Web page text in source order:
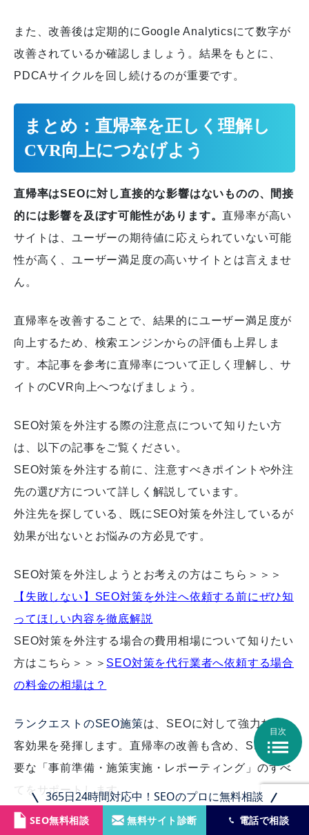
365日24時間対応中！SEOのプロに無料相談
SEO無料相談 無料サイト診断 電話で相談
また、改善後は定期的にGoogle Analyticsにて数字が
改善されているか確認しましょう。結果をもとに、
PDCAサイクルを回し続けるのが重要です。
まとめ：直帰率を正しく理解し
CVR向上につなげよう
直帰率はSEOに対し直接的な影響はないものの、間接
的には影響を及ぼす可能性があります。直帰率が高い
サイトは、ユーザーの期待値に応えられていない可能
性が高く、ユーザー満足度の高いサイトとは言えませ
ん。
直帰率を改善することで、結果的にユーザー満足度が
向上するため、検索エンジンからの評価も上昇しま
す。本記事を参考に直帰率について正しく理解し、サ
イトのCVR向上へつなげましょう。
SEO対策を外注する際の注意点について知りたい方
は、以下の記事をご覧ください。
SEO対策を外注する前に、注意すべきポイントや外注
先の選び方について詳しく解説しています。
外注先を探している、既にSEO対策を外注しているが
効果が出ないとお悩みの方必見です。
SEO対策を外注しようとお考えの方はこちら＞＞＞
【失敗しない】SEO対策を外注へ依頼する前にぜひ知
ってほしい内容を徹底解説
SEO対策を外注する場合の費用相場について知りたい
方はこちら＞＞＞ SEO対策を代行業者へ依頼する場合
の料金の相場は？
ランクエストのSEO施策は、SEOに対して強力な集
客効果を発揮します。直帰率の改善も含め、SEOに必
要な「事前準備・施策実施・レポーティング」のすべ
てをサポートします。
SEO対策とは？はこちら
目次
